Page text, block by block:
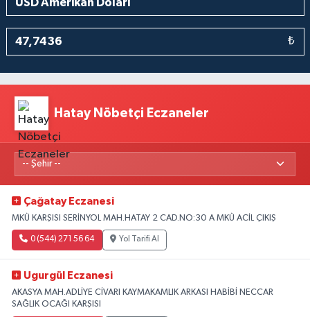
₺
Hatay Nöbetçi Eczaneler
Çağatay Eczanesi
MKÜ KARŞISI SERİNYOL MAH.HATAY 2 CAD.NO:30 A MKÜ ACİL ÇIKIŞ
0 (544) 271 56 64 Yol Tarifi Al
Ugurgül Eczanesi
AKASYA MAH.ADLİYE CİVARI KAYMAKAMLIK ARKASI HABİBİ NECCAR
SAĞLIK OCAĞI KARŞISI